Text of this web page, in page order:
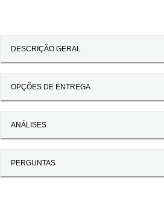
DESCRIÇÃO GERAL
OPÇÕES DE ENTREGA
ANÁLISES
PERGUNTAS